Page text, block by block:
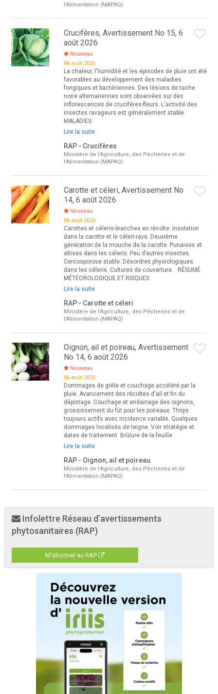
l'Alimentation (MAPAQ)
Crucifères, Avertissement No 15, 6
août 2026
Nouveau
06 août 2026
La chaleur, l'humidité et les épisodes de pluie ont été
favorables au développement des maladies
fongiques et bactériennes. Des lésions de tache
noire alternariennes sont observées sur des
inflorescences de crucifères-fleurs. L'activité des
insectes ravageurs est généralement stable.
MALADIES
Lire la suite
RAP - Crucifères
Ministère de l'Agriculture, des Pêcheries et de
l'Alimentation (MAPAQ)
Carotte et céleri, Avertissement No
14, 6 août 2026
Nouveau
06 août 2026
Carottes et céleris-branches en récolte. Insolation
dans la carotte et le céleri-rave. Deuxième
génération de la mouche de la carotte. Punaises et
altises dans les céleris. Peu d’autres insectes.
Cercosporose stable. Désordres physiologiques
dans les céleris. Cultures de couverture. RÉSUMÉ
MÉTÉOROLOGIQUE ET RISQUES
Lire la suite
RAP - Carotte et céleri
Ministère de l'Agriculture, des Pêcheries et de
l'Alimentation (MAPAQ)
Oignon, ail et poireau, Avertissement
No 14, 6 août 2026
Nouveau
06 août 2026
Dommages de grêle et couchage accéléré par la
pluie. Avancement des récoltes d'ail et fin du
dépistage. Couchage et andainage des oignons,
grossissement du fût pour les poireaux. Thrips
toujours actifs avec incidence variable. Quelques
dommages localisés de teigne. Voir stratégie et
dates de traitement. Brûlure de la feuille
Lire la suite
RAP - Oignon, ail et poireau
Ministère de l'Agriculture, des Pêcheries et de
l'Alimentation (MAPAQ)
Infolettre Réseau d’avertissements
phytosanitaires (RAP)
M'abonner au RAP